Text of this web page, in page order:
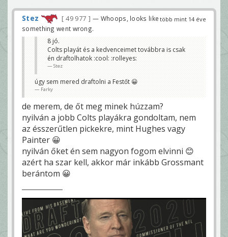
több mint 14 éve
Stez 49 977
— Whoops, looks like
something went wrong.
8 jó.
Colts playát és a kedvenceimet továbbra is csak
én draftolhatok :cool: :rolleyes:
Stez
úgy sem mered draftolni a Festőt 😀
Farky
de merem, de őt meg minek húzzam?
nyilván a jobb Colts playákra gondoltam, nem
az ésszerűtlen pickekre, mint Hughes vagy
Painter 😀
nyilván őket én sem nagyon fogom elvinni 😊
azért ha szar kell, akkor már inkább Grossmant
berántom 😀